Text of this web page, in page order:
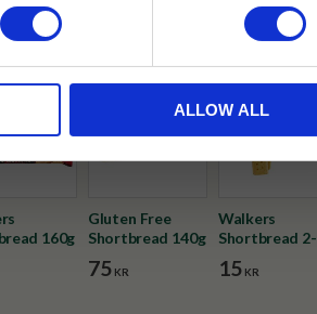
ALLOW ALL
produkter från Walkers
160g
Gluten Free
Shortbread 140g
75KR
Walkers
Shortbread 2-
pack 40g
15KR